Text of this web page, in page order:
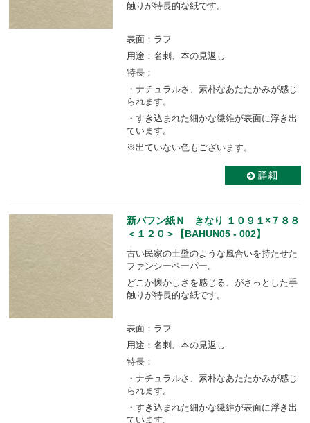
触りが特長的な紙です。
表面：ラフ
用途：名刺、本の見返し
特長：
・ナチュラルさ、素朴なあたたかみが感じ
られます。
・すき込まれた細かな繊維が表面に浮き出
ています。
※出ていない色もございます。
新バフン紙Ｎ きなり １０９１×７８８
＜１２０＞【BAHUN05 - 002】
古い民家の土壁のような風合いを持たせた
ファンシーペーパー。
どこか懐かしさを感じる、がさっとした手
触りが特長的な紙です。
表面：ラフ
用途：名刺、本の見返し
特長：
・ナチュラルさ、素朴なあたたかみが感じ
られます。
・すき込まれた細かな繊維が表面に浮き出
ています。